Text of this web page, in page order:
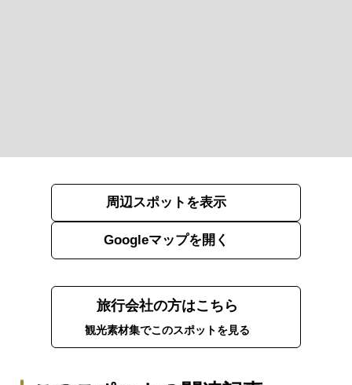
周辺スポットを表示
Googleマップを開く
旅行会社の方はこちら
観光素材集でこのスポットを見る